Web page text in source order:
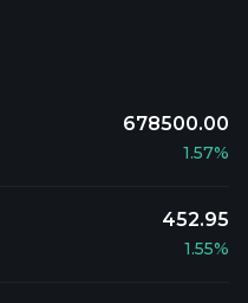
678500.00
1.57%
452.95
1.55%